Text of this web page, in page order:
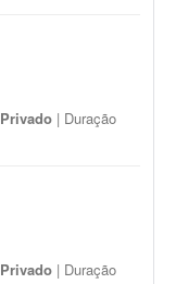
Privado | Duração
Privado | Duração